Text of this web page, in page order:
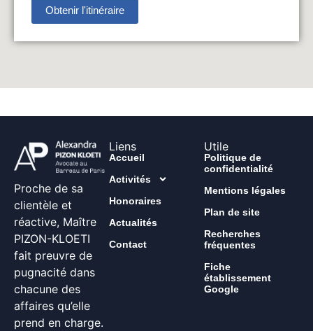
Obtenir l'itinéraire
Proche de sa
clientèle et
réactive, Maître
PIZON-KLOETI
fait preuvre de
pugnacité dans
chacune des
affaires qu’elle
prend en charge.
Liens
Accueil
Activités
Honoraires
Actualités
Contact
Utile
Politique de
confidentialité
Mentions légales
Plan de site
Recherches
fréquentes
Fiche
établissement
Google